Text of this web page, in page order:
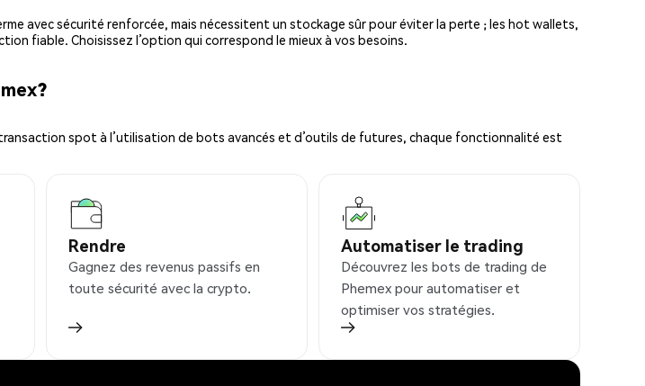
avec sécurité renforcée, mais nécessitent un stockage sûr pour éviter la perte ; les hot wallets,
fiable. Choisissez l’option qui correspond le mieux à vos besoins.
spot à l’utilisation de bots avancés et d’outils de futures, chaque fonctionnalité est
Rendre
Gagnez des revenus passifs en
toute sécurité avec la crypto.
Automatiser le trading
Découvrez les bots de trading de
Phemex pour automatiser et
optimiser vos stratégies.